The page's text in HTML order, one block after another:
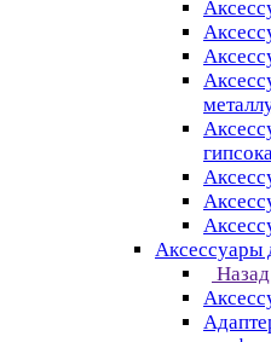
Аксессуары
Назад